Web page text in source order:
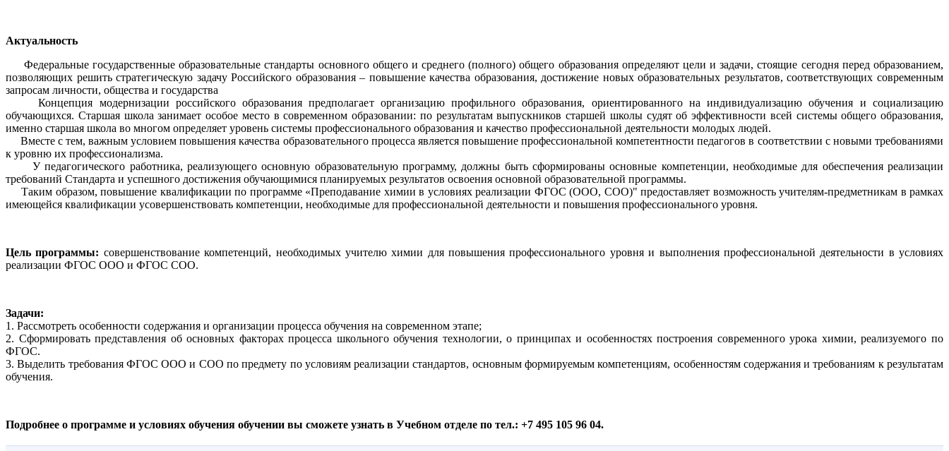
Актуальность
Федеральные государственные образовательные стандарты основного общего и среднего (полного) общего образования определяют цели и задачи, стоящие сегодня перед образованием,
позволяющих решить стратегическую задачу Российского образования – повышение качества образования, достижение новых образовательных результатов, соответствующих современным
запросам личности, общества и государства
Концепция модернизации российского образования предполагает организацию профильного образования, ориентированного на индивидуализацию обучения и социализацию
обучающихся. Старшая школа занимает особое место в современном образовании: по результатам выпускников старшей школы судят об эффективности всей системы общего образования,
именно старшая школа во многом определяет уровень системы профессионального образования и качество профессиональной деятельности молодых людей.
Вместе с тем, важным условием повышения качества образовательного процесса является повышение профессиональной компетентности педагогов в соответствии с новыми требованиями
к уровню их профессионализма.
У педагогического работника, реализующего основную образовательную программу, должны быть сформированы основные компетенции, необходимые для обеспечения реализации
требований Стандарта и успешного достижения обучающимися планируемых результатов освоения основной образовательной программы.
Таким образом, повышение квалификации по программе «Преподавание химии в условиях реализации ФГОС (ООО, СОО)" предоставляет возможность учителям-предметникам в рамках
имеющейся квалификации усовершенствовать компетенции, необходимые для профессиональной деятельности и повышения профессионального уровня.
Цель программы: совершенствование компетенций, необходимых учителю химии для повышения профессионального уровня и выполнения профессиональной деятельности в условиях
реализации ФГОС ООО и ФГОС СОО.
Задачи:
1. Рассмотреть особенности содержания и организации процесса обучения на современном этапе;
2. Сформировать представления об основных факторах процесса школьного обучения технологии, о принципах и особенностях построения современного урока химии, реализуемого по
ФГОС.
3. Выделить требования ФГОС ООО и СОО по предмету по условиям реализации стандартов, основным формируемым компетенциям, особенностям содержания и требованиям к результатам
обучения.
Подробнее о программе и условиях обучения обучении вы сможете узнать в Учебном отделе по тел.: +7 495 105 96 04.